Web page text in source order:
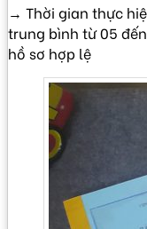
→ Thời gian thực
trung bình từ 05
hồ sơ hợp lệ